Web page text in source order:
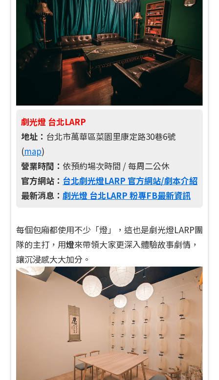
劇光燈 台北LARP
地址： 台北市萬華區菜園里康定路30巷6號
(map)
營業時間： 依預約場次時間 / 每周二公休
官方網站： 台北劇光燈LARP 官方網站/劇本介紹
最新消息： 劇光燈 台北LARP 粉專FB最新資訊
每個包廂都使用不少「燈」，這也是劇光燈LARP團
隊的主打，用燈來帶領大家更深入體驗故事劇情，
讓沉浸感大大加分。